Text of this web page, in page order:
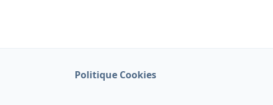
Politique Cookies